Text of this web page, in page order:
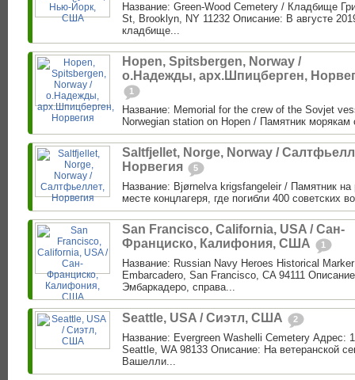
Название: Green-Wood Cemetery / Кладбище
St, Brooklyn, NY 11232 Описание: В августе
кладбище...
Hopen, Spitsbergen, Norway /
о.Надежды, арх.Шпицберген,
1
Название: Memorial for the crew of the Sovjet
Norwegian station on Hopen / Памятник морякам
Saltfjellet, Norge, Norway /
Норвегия
5
Название: Bjørnelva krigsfangeleir / Памятник на
месте концлагеря, где погибли 400 советских
San Francisco, California, USA / Сан-
Франциско, Калифония, США
1
Название: Russian Navy Heroes Historical
Embarcadero, San Francisco, CA 94111
Эмбаркадеро, справа...
Seattle, USA / Сиэтл, США 2
Название: Evergreen Washelli Cemetery Адрес:
Seattle, WA 98133 Описание: На ветеранской
Вашелли...